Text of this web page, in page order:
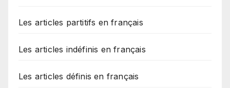
Les articles partitifs en français
Les articles indéfinis en français
Les articles définis en français